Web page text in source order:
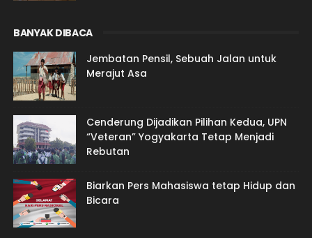
BANYAK DIBACA
Jembatan Pensil, Sebuah Jalan untuk
Merajut Asa
Cenderung Dijadikan Pilihan Kedua, UPN
“Veteran” Yogyakarta Tetap Menjadi
Rebutan
Biarkan Pers Mahasiswa tetap Hidup dan
Bicara